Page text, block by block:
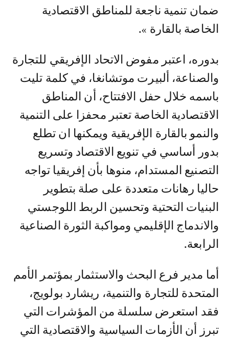
ضمان تنمية ناجعة للمناطق الاقتصادية
الخاصة بالقارة ».
بدوره، اعتبر مفوض الاتحاد الإفريقي للتجارة
والصناعة، ألبيرت موتشانغا، في كلمة تليت
باسمه خلال حفل الافتتاح، أن المناطق
الاقتصادية الخاصة تعتبر محفزا على التنمية
والنمو بالقارة الإفريقية ويمكنها ان تطلع
بدور أساسي في تنويع الاقتصاد وتسريع
التصنيع المستدام، منوها بأن إفريقيا تواجه
حاليا رهانات متعددة على صلة بتطوير
البنيات التحتية وتحسين الربط اللوجستي
والاندماج الإقليمي ومواكبة الثورة الصناعية
الرابعة.
أما مدير فرع البحث والاستثمار بمؤتمر الأمم
المتحدة للتجارة والتنمية، ريشارد بولويج،
فقد استعرض سلسلة من المؤشرات التي
تبرز أن الأزمات السياسية والاقتصادية التي